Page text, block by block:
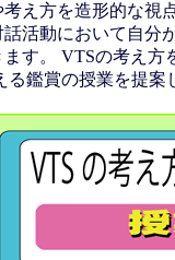
え方を造形的な視
活動において自分
す。 VTSの考え
る鑑賞の授業を提案